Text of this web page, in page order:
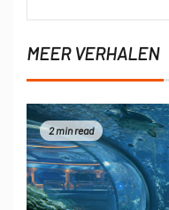
MEER VERHALEN
2 min read